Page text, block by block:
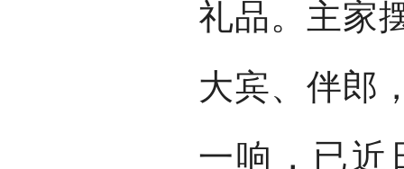
礼品。主家
大宾、伴郎
一响，已近